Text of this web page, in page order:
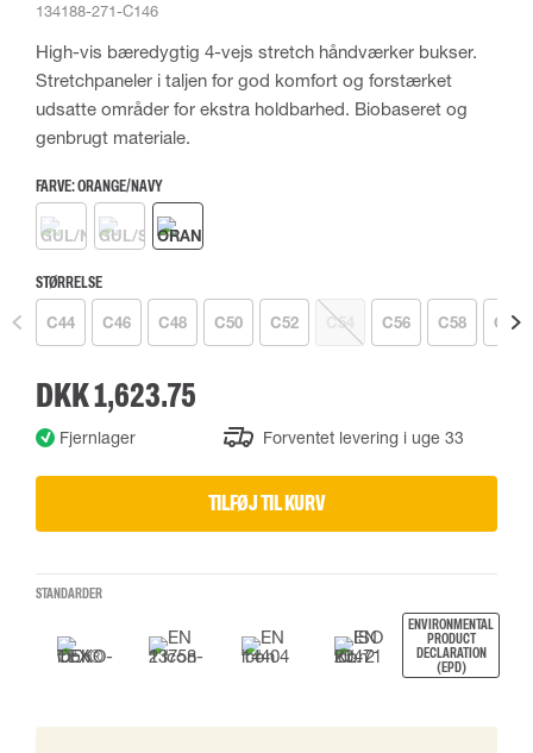
134188-271-C146
High-vis bæredygtig 4-vejs stretch håndværker bukser.
Stretchpaneler i taljen for god komfort og forstærket
udsatte områder for ekstra holdbarhed. Biobaseret og
genbrugt materiale.
FARVE:ORANGE/NAVY
STØRRELSE
C44 C46 C48 C50 C52 C54 C56 C58 C60
DKK 1,623.75
Fjernlager Forventet levering i uge 33
TILFØJ TIL KURV
STANDARDER
ENVIRONMENTAL
PRODUCT
DECLARATION
(EPD)